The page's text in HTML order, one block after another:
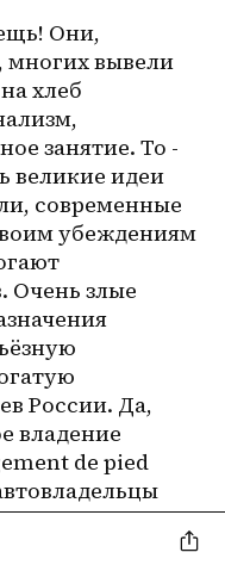
Они,
многих вывели
хлеб
занятие. То -
великие идеи
современные
убеждениям
Очень злые
России. Да,
владение
de pied